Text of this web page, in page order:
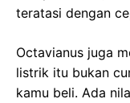
teratasi dengan
Octavianus juga
listrik itu bukan
kamu beli. Ada